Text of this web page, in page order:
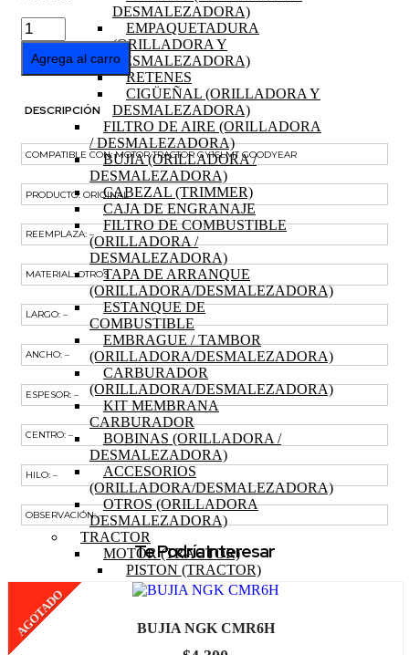
DESMALEZADORA)
EMPAQUETADURA
(ORILLADORA Y
DESMALEZADORA)
RETENES
CIGÜEÑAL (ORILLADORA Y
DESMALEZADORA)
FILTRO DE AIRE (ORILLADORA
/ DESMALEZADORA)
BUJIA (ORILLADORA /
DESMALEZADORA)
CABEZAL (TRIMMER)
CAJA DE ENGRANAJE
FILTRO DE COMBUSTIBLE
(ORILLADORA /
DESMALEZADORA)
TAPA DE ARRANQUE
(ORILLADORA/DESMALEZADORA)
ESTANQUE DE
COMBUSTIBLE
EMBRAGUE / TAMBOR
(ORILLADORA/DESMALEZADORA)
CARBURADOR
(ORILLADORA/DESMALEZADORA)
KIT MEMBRANA
CARBURADOR
BOBINAS (ORILLADORA /
DESMALEZADORA)
ACCESORIOS
(ORILLADORA/DESMALEZADORA)
OTROS (ORILLADORA
DESMALEZADORA)
TRACTOR
MOTOR (TRACTOR)
PISTON (TRACTOR)
ANILLOS (TRACTOR)
(TRACTOR)
EJE DE LEVAS (TRACTOR)
EMPAQUETADURA
TAPA
DE
VALVULAS
LONCIN
cantidad
Agrega al carro
DESCRIPCIÓN
COMPATIBLE CON: MOTOR TRACTOR GY16LMT GOODYEAR
PRODUCTO: ORIGINAL
REEMPLAZA: –
MATERIAL: OTROS
LARGO: –
ANCHO: –
ESPESOR: –
CENTRO: –
HILO: –
OBSERVACIÓN: –
Te Podría Interesar
BUJIA NGK CMR6H
AGOTADO